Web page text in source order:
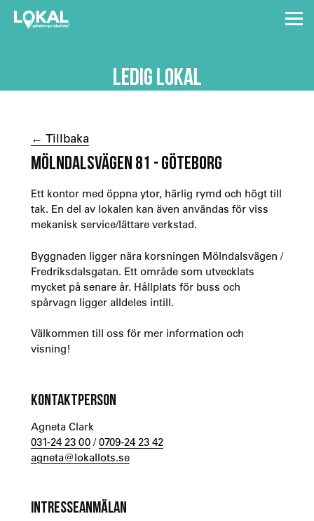
LEDIG LOKAL
← Tillbaka
MÖLNDALSVÄGEN 81 - GÖTEBORG
Ett kontor med öppna ytor, härlig rymd och högt till
tak. En del av lokalen kan även användas för viss
mekanisk service/lättare verkstad.
Byggnaden ligger nära korsningen Mölndalsvägen /
Fredriksdalsgatan. Ett område som utvecklats
mycket på senare år. Hållplats för buss och
spårvagn ligger alldeles intill.
Välkommen till oss för mer information och
visning!
KONTAKTPERSON
Agneta Clark
031-24 23 00/0709-24 23 42
agneta@lokallots.se
INTRESSEANMÄLAN